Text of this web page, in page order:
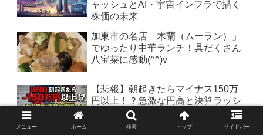
ャッシュとAI・宇宙インフラで描く
株価の未来
加東市の名店「木蘭（ムーラン）」
でゆったり中華ランチ！具だくさん
八宝菜に感動(^^)v
【悲報】朝起きたらマイナス150万
円以上！？急激な円高と決算ラッシ
ュ直撃…これが噂の「夏枯れ相
場」？？
メニュー ホーム 検索 トップ サイドバー